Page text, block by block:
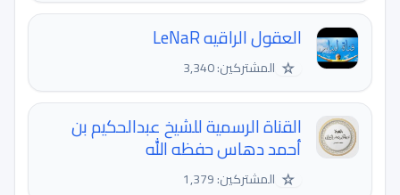
العقول الراقيه LeNaR
☆ المشتركين: 3,340
القناة الرسمية للشيخ عبدالحكيم بن
أحمد دهاس حفظه الله
☆ المشتركين: 1,379